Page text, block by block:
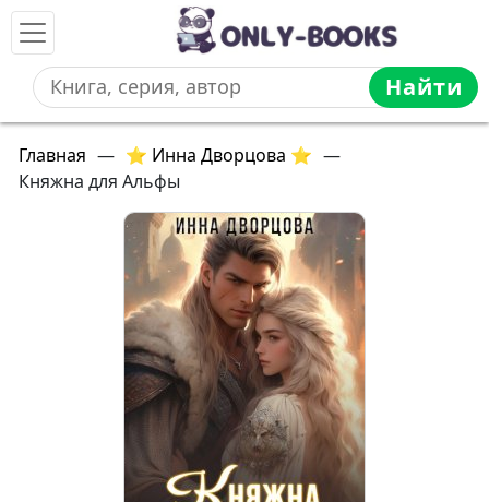
Найти
Главная — ⭐ Инна Дворцова ⭐ —
Княжна для Альфы